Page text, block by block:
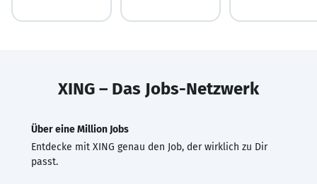
XING – Das Jobs-Netzwerk
Über eine Million Jobs
Entdecke mit XING genau den Job, der wirklich zu Dir
passt.